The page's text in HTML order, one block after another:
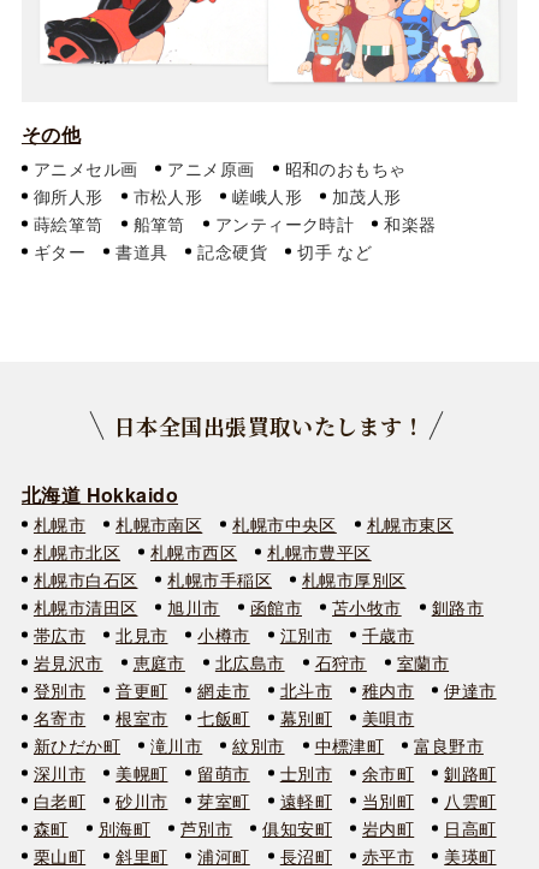
その他
アニメセル画 アニメ原画
昭和のおもちゃ
御所人形
市松人形 嵯峨人形
加茂人形
蒔絵箪笥
船箪笥 アンティーク時計
和楽器
ギター
書道具 記念硬貨 切手
日本全国出張買取いたします！
北海道 Hokkaido
札幌市 札幌市南区 札幌市中央区
札幌市東区
札幌市北区
札幌市西区
札幌市豊平区
札幌市白石区
札幌市手稲区
札幌市厚別区
札幌市清田区
旭川市 函館市 苫小牧市
釧路市
帯広市
北見市 小樽市 江別市
千歳市
岩見沢市
恵庭市 北広島市 石狩市
室蘭市
登別市
音更町 網走市 北斗市 稚内市
伊達市
名寄市
根室市 七飯町 幕別町
美唄市
新ひだか町
滝川市 紋別市 中標津町
富良野市
深川市
美幌町 留萌市 士別市 余市町
釧路町
白老町
砂川市 芽室町 遠軽町 当別町
八雲町
森町
別海町 芦別市 俱知安町 岩内町
日高町
栗山町
斜里町 浦河町 長沼町 赤平市
美瑛町